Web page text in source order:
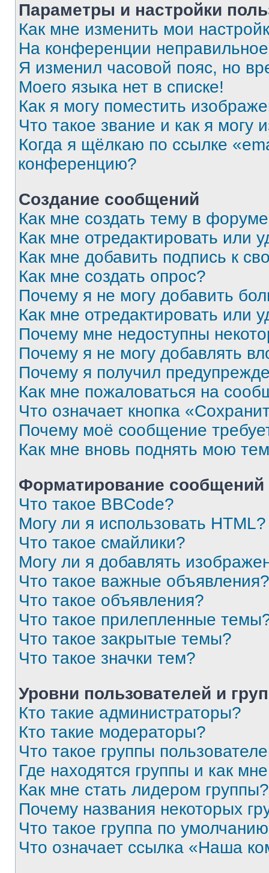
Параметры и настройки
Как мне изменить мои
На конференции
Я изменил часовой пояс, но
Моего языка нет в списке!
Как я могу поместить
Что такое звание и как я могу
Когда я щёлкаю по ссылке
конференцию?
Создание сообщений
Как мне создать тему в
Как мне отредактировать или
Как мне добавить подпись к
Как мне создать опрос?
Почему я не могу добавить
Как мне отредактировать или
Почему мне недоступны
Почему я не могу добавлять
Почему я получил
Как мне пожаловаться на
Что означает кнопка
Почему моё сообщение
Как мне вновь поднять мою
Форматирование
Что такое BBCode?
Могу ли я использовать HTML?
Что такое смайлики?
Могу ли я добавлять
Что такое важные объявления?
Что такое объявления?
Что такое прилепленные
Что такое закрытые темы?
Что такое значки тем?
Уровни пользователей и
Кто такие администраторы?
Кто такие модераторы?
Что такое группы
Где находятся группы и как
Как мне стать лидером группы?
Почему названия некоторых
Что такое группа по
Что означает ссылка «Наша